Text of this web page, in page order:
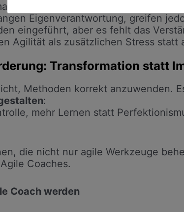
agil, entscheiden aber weiterhin
Eigenverantwortung, greifen
eingeführt, aber es fehlt das
Agilität als zusätzlichen Stress statt
Transformation statt
Methoden korrekt anzuwenden.
:
mehr Lernen statt
die nicht nur agile Werkzeuge
Coaches.
Coach werden